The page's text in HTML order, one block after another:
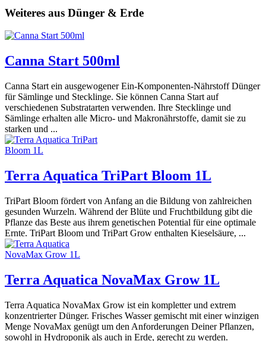
Weiteres aus Dünger & Erde
Canna Start 500ml
Canna Start ein ausgewogener Ein-Komponenten-Nährstoff Dünger
für Sämlinge und Stecklinge. Sie können Canna Start auf
verschiedenen Substratarten verwenden. Ihre Stecklinge und
Sämlinge erhalten alle Micro- und Makronährstoffe, damit sie zu
starken und ...
Terra Aquatica TriPart Bloom 1L
TriPart Bloom fördert von Anfang an die Bildung von zahlreichen
gesunden Wurzeln. Während der Blüte und Fruchtbildung gibt die
Pflanze das Beste aus ihrem genetischen Potential für eine optimale
Ernte. TriPart Bloom und TriPart Grow enthalten Kieselsäure, ...
Terra Aquatica NovaMax Grow 1L
Terra Aquatica NovaMax Grow ist ein kompletter und extrem
konzentrierter Dünger. Frisches Wasser gemischt mit einer winzigen
Menge NovaMax genügt um den Anforderungen Deiner Pflanzen,
sowohl in Hydroponik als auch in Erde, gerecht zu werden.